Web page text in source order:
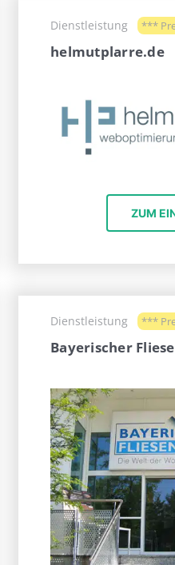
Dienstleistung ***
helmutplarre.de
ZUM
Dienstleistung ***
Bayerischer